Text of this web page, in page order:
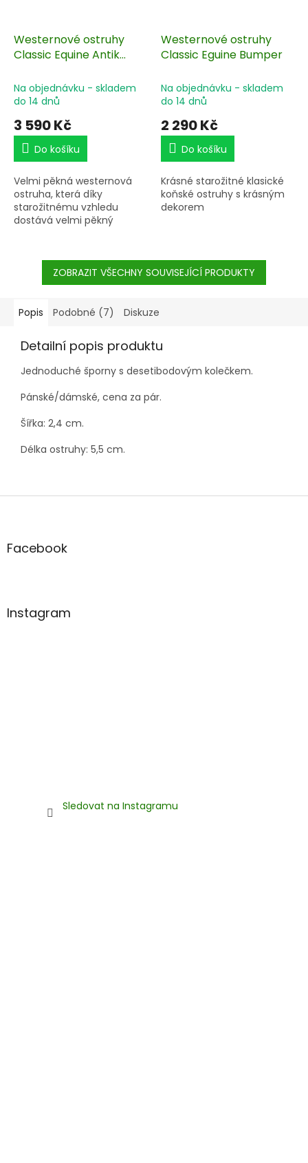
Westernové ostruhy
Classic Equine Antik
Na objednávku - skladem
do 14 dnů
3 590 Kč
Do košíku
Velmi pěkná westernová
ostruha, která díky
starožitnému vzhledu
dostává velmi pěkný
Westernové ostruhy
Classic Eguine Bumper
Na objednávku - skladem
do 14 dnů
2 290 Kč
Do košíku
Krásné starožitné klasické
koňské ostruhy s krásným
dekorem
ZOBRAZIT VŠECHNY SOUVISEJÍCÍ PRODUKTY
Popis Podobné (7) Diskuze
Detailní popis produktu
Jednoduché šporny s desetibodovým kolečkem.
Pánské/dámské, cena za pár.
Šířka: 2,4 cm.
Délka ostruhy: 5,5 cm.
Z
aFacebook
Instagram
Sledovat na Instagramu